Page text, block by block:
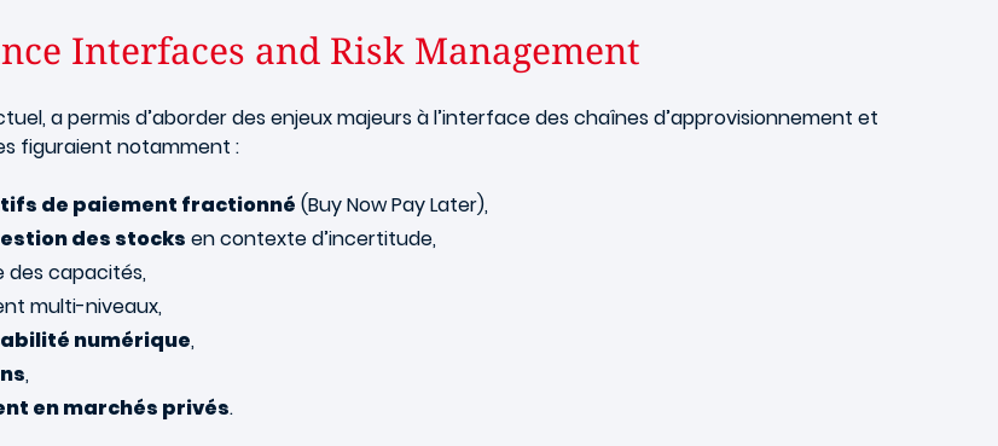
Interfaces and Risk Management
a permis d’aborder des enjeux majeurs à l’interface des chaînes d’approvisionnement et
figuraient notamment :
de paiement fractionné (Buy Now Pay Later),
des stocks en contexte d’incertitude,
capacités,
multi-niveaux,
numérique,
,
en marchés privés.